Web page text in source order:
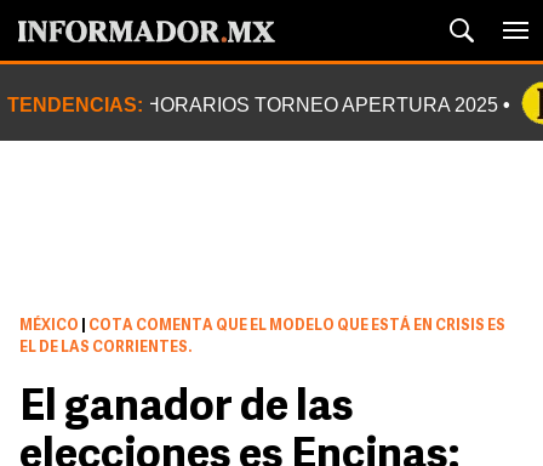
TENDENCIAS: HORARIOS TORNEO APERTURA 2025
MÉXICO
COTA COMENTA QUE EL MODELO QUE ESTÁ EN CRISIS ES
EL DE LAS CORRIENTES.
El ganador de las